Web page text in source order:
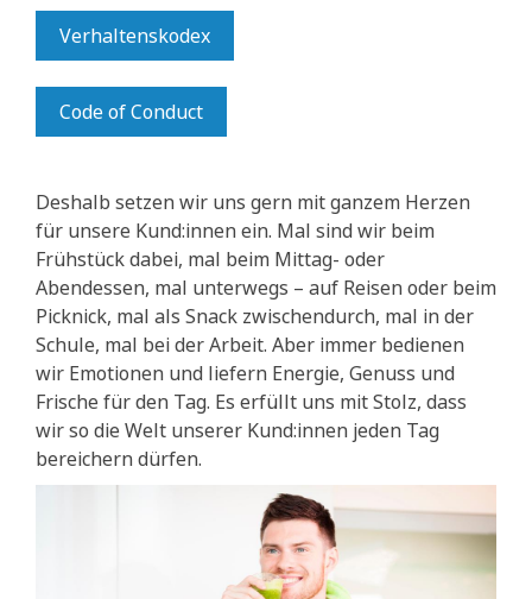
Verhaltenskodex
Code of Conduct
Deshalb setzen wir uns gern mit ganzem Herzen
für unsere Kund:innen ein. Mal sind wir beim
Frühstück dabei, mal beim Mittag- oder
Abendessen, mal unterwegs – auf Reisen oder beim
Picknick, mal als Snack zwischendurch, mal in der
Schule, mal bei der Arbeit. Aber immer bedienen
wir Emotionen und liefern Energie, Genuss und
Frische für den Tag. Es erfüllt uns mit Stolz, dass
wir so die Welt unserer Kund:innen jeden Tag
bereichern dürfen.